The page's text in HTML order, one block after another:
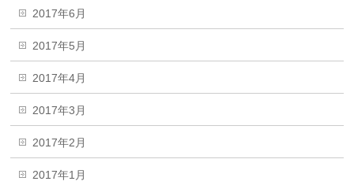
2017年6月
2017年5月
2017年4月
2017年3月
2017年2月
2017年1月